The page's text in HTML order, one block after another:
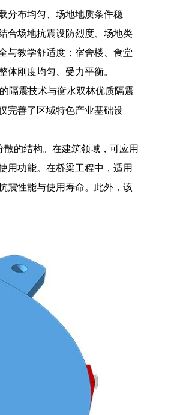
分布均匀、场地地质条件稳
合场地抗震设防烈度、场地类
与教学舒适度；宿舍楼、食堂
刚度均匀、受力平衡。
隔震技术与衡水双林优质隔震
完善了区域特色产业基础设
的结构。在建筑领域，可应用
用功能。在桥梁工程中，适用
震性能与使用寿命。此外，该